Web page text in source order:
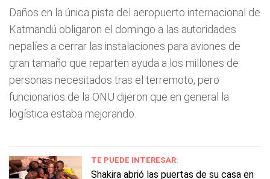
Daños en la única pista del aeropuerto internacional de
Katmandú obligaron el domingo a las autoridades
nepalíes a cerrar las instalaciones para aviones de
gran tamaño que reparten ayuda a los millones de
personas necesitados tras el terremoto, pero
funcionarios de la ONU dijeron que en general la
logística estaba mejorando.
TE PUEDE INTERESAR:
Shakira abrió las puertas de su casa en